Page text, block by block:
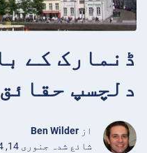
دلچسپ حقائق
از Ben Wilder
شائع شدہ جنوری 14, 2024 • 4 منٹ پڑھنے کے لیے